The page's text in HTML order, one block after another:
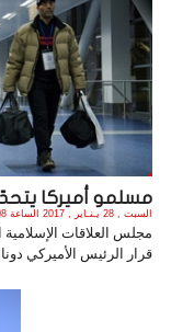
مسلمو أميركا
السبت , 28 يـنـاير , 2017 الساعة 6:49:08 PM
مجلس العلاقات
قرار الرئيس الأميركي